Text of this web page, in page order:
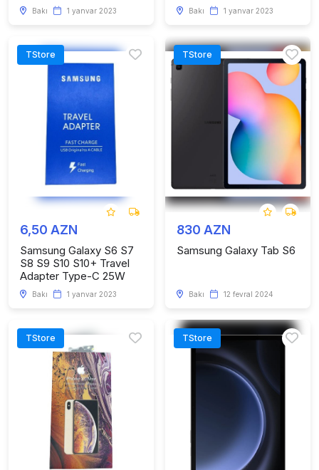
Bakı 1 yanvar 2023 Bakı 1 yanvar 2023
TStore
6,50 AZN
Samsung Galaxy S6 S7
S8 S9 S10 S10+ Travel
Adapter Type-C 25W
Bakı 1 yanvar 2023
TStore
830 AZN
Samsung Galaxy Tab S6
Bakı 12 fevral 2024
TStore TStore